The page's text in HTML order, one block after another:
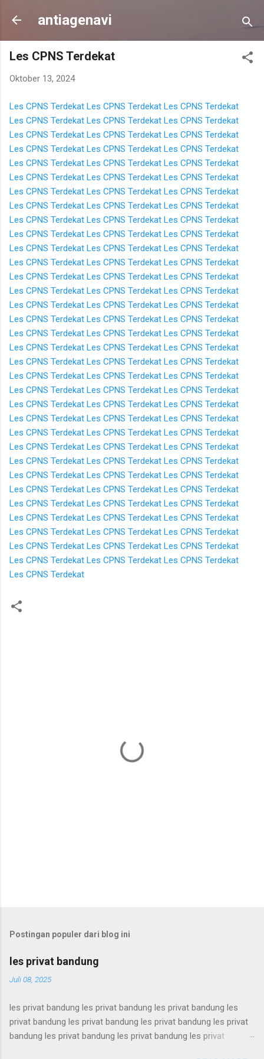
Langsung ke konten utama
antiagenavi
Les CPNS Terdekat
Oktober 13, 2024
Les CPNS Terdekat Les CPNS Terdekat Les CPNS Terdekat
Les CPNS Terdekat Les CPNS Terdekat Les CPNS Terdekat
Les CPNS Terdekat Les CPNS Terdekat Les CPNS Terdekat
Les CPNS Terdekat Les CPNS Terdekat Les CPNS Terdekat
Les CPNS Terdekat Les CPNS Terdekat Les CPNS Terdekat
Les CPNS Terdekat Les CPNS Terdekat Les CPNS Terdekat
Les CPNS Terdekat Les CPNS Terdekat Les CPNS Terdekat
Les CPNS Terdekat Les CPNS Terdekat Les CPNS Terdekat
Les CPNS Terdekat Les CPNS Terdekat Les CPNS Terdekat
Les CPNS Terdekat Les CPNS Terdekat Les CPNS Terdekat
Les CPNS Terdekat Les CPNS Terdekat Les CPNS Terdekat
Les CPNS Terdekat Les CPNS Terdekat Les CPNS Terdekat
Les CPNS Terdekat Les CPNS Terdekat Les CPNS Terdekat
Les CPNS Terdekat Les CPNS Terdekat Les CPNS Terdekat
Les CPNS Terdekat Les CPNS Terdekat Les CPNS Terdekat
Les CPNS Terdekat Les CPNS Terdekat Les CPNS Terdekat
Les CPNS Terdekat Les CPNS Terdekat Les CPNS Terdekat
Les CPNS Terdekat Les CPNS Terdekat Les CPNS Terdekat
Les CPNS Terdekat Les CPNS Terdekat Les CPNS Terdekat
Les CPNS Terdekat Les CPNS Terdekat Les CPNS Terdekat
Les CPNS Terdekat Les CPNS Terdekat Les CPNS Terdekat
Les CPNS Terdekat Les CPNS Terdekat Les CPNS Terdekat
Les CPNS Terdekat Les CPNS Terdekat Les CPNS Terdekat
Les CPNS Terdekat Les CPNS Terdekat Les CPNS Terdekat
Les CPNS Terdekat Les CPNS Terdekat Les CPNS Terdekat
Les CPNS Terdekat Les CPNS Terdekat Les CPNS Terdekat
Les CPNS Terdekat Les CPNS Terdekat Les CPNS Terdekat
Les CPNS Terdekat Les CPNS Terdekat Les CPNS Terdekat
Les CPNS Terdekat Les CPNS Terdekat Les CPNS Terdekat
Les CPNS Terdekat Les CPNS Terdekat Les CPNS Terdekat
Les CPNS Terdekat Les CPNS Terdekat Les CPNS Terdekat
Les CPNS Terdekat Les CPNS Terdekat Les CPNS Terdekat
Les CPNS Terdekat Les CPNS Terdekat Les CPNS Terdekat
Les CPNS Terdekat
Postingan populer dari blog ini
les privat bandung
Juli 08, 2025
les privat bandung les privat bandung les privat bandung les
privat bandung les privat bandung les privat bandung les privat
bandung les privat bandung les privat bandung les privat